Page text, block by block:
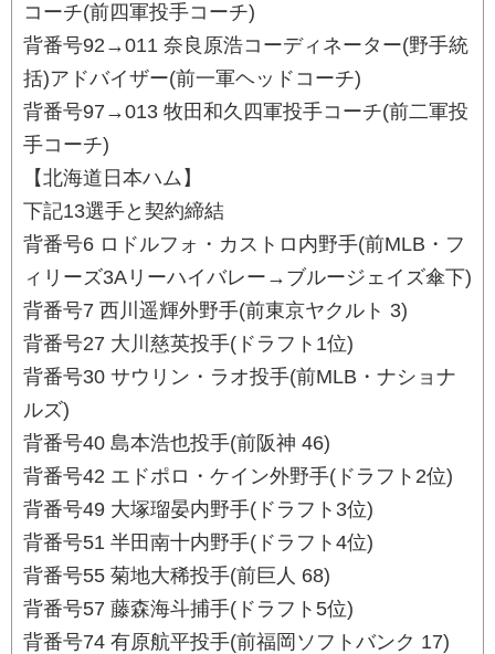
コーチ(前四軍投手コーチ)
背番号92→011 奈良原浩コーディネーター(野手統
括)アドバイザー(前一軍ヘッドコーチ)
背番号97→013 牧田和久四軍投手コーチ(前二軍投
手コーチ)
【北海道日本ハム】
下記13選手と契約締結
背番号6 ロドルフォ・カストロ内野手(前MLB・フ
ィリーズ3Aリーハイバレー→ブルージェイズ傘下)
背番号7 西川遥輝外野手(前東京ヤクルト 3)
背番号27 大川慈英投手(ドラフト1位)
背番号30 サウリン・ラオ投手(前MLB・ナショナ
ルズ)
背番号40 島本浩也投手(前阪神 46)
背番号42 エドポロ・ケイン外野手(ドラフト2位)
背番号49 大塚瑠晏内野手(ドラフト3位)
背番号51 半田南十内野手(ドラフト4位)
背番号55 菊地大稀投手(前巨人 68)
背番号57 藤森海斗捕手(ドラフト5位)
背番号74 有原航平投手(前福岡ソフトバンク 17)